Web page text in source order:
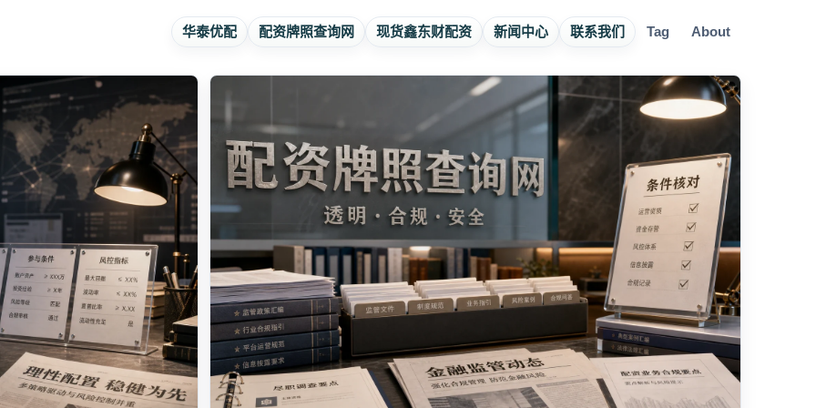
华泰优配 配资牌照查询网 现货鑫东财配资 新闻中心 联系我们 Tag About